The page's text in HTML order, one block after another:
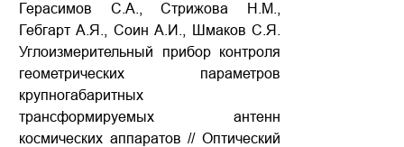
Герасимов С.А., Стрижова Н.М.,
Гебгарт А.Я., Соин А.И., Шмаков С.Я.
Углоизмерительный прибор контроля
геометрических параметров
крупногабаритных
трансформируемых антенн
космических аппаратов// Оптический